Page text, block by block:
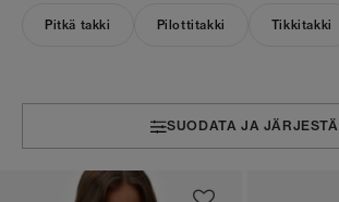
Pitkä takki Pilottitakki Tikkitakki
SUODATA JA JÄRJESTÄ